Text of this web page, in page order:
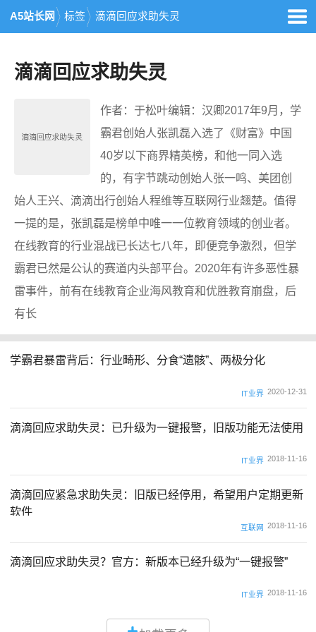
A5站长网 标签 滴滴回应求助失灵
滴滴回应求助失灵
作者：于松叶编辑：汉卿2017年9月，学
霸君创始人张凯磊入选了《财富》中国
40岁以下商界精英榜，和他一同入选
的，有字节跳动创始人张一鸣、美团创
始人王兴、滴滴出行创始人程维等互联网行业翘楚。值得
一提的是，张凯磊是榜单中唯一一位教育领域的创业者。
在线教育的行业混战已长达七八年，即便竞争激烈，但学
霸君已然是公认的赛道内头部平台。2020年有许多恶性暴
雷事件，前有在线教育企业海风教育和优胜教育崩盘，后
有长
学霸君暴雷背后：行业畸形、分食“遗骸”、两极分化
IT业界 2020-12-31
滴滴回应求助失灵：已升级为一键报警，旧版功能无法使用
IT业界 2018-11-16
滴滴回应紧急求助失灵：旧版已经停用，希望用户定期更新
软件
互联网 2018-11-16
滴滴回应求助失灵？官方：新版本已经升级为“一键报警”
IT业界 2018-11-16